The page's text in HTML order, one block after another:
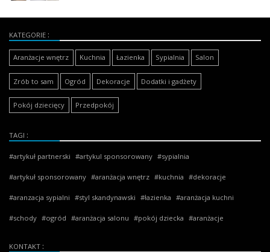
KATEGORIE
Aranżacje wnętrz Kuchnia Łazienka Sypialnia Salon
Zrób to sam Ogród Dekoracje Dodatki i gadżety
Pokój dziecięcy Przedpokój
TAGI
artykuł partnerski artykul sponsorowany sypialnia
artykuł sponsorowany aranżacja wnętrz kuchnia dekoracje
aranzacja sypialni styl skandynawski łazienka aranżacja kuchni
schody ogród aranżacja salonu pokój dziecka aranżacje
KONTAKT